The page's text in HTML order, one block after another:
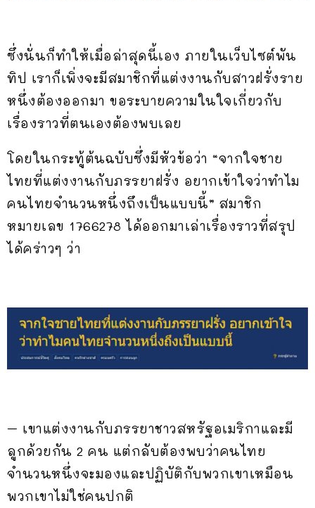
ซึ่งนั่นก็ทำให้เมื่อล่าสุดนี้เอง ภายในเว็บไซต์พัน
ทิป เราก็เพิ่งจะมีสมาชิกที่แต่งงานกับสาวฝรั่งราย
หนึ่งต้องออกมา ขอระบายความในใจเกี่ยวกับ
เรื่องราวที่ตนเองต้องพบเลย
โดยในกระทู้ต้นฉบับซึ่งมีหัวข้อว่า “จากใจชาย
ไทยที่แต่งงานกับภรรยาฝรั่ง อยากเข้าใจว่าทำไม
คนไทยจำนวนหนึ่งถึงเป็นแบบนี้” สมาชิก
หมายเลข 1766278 ได้ออกมาเล่าเรื่องราวที่สรุป
ได้คร่าวๆ ว่า
– เขาแต่งงานกับภรรยาชาวสหรัฐอเมริกาและมี
ลูกด้วยกัน 2 คน แต่กลับต้องพบว่าคนไทย
จำนวนหนึ่งจะมองและปฏิบัติกับพวกเขาเหมือน
พวกเขาไม่ใช่คนปกติ